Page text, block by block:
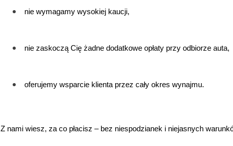
nie wymagamy wysokiej kaucji,
nie zaskoczą Cię żadne dodatkowe opłaty przy odbiorze auta,
oferujemy wsparcie klienta przez cały okres wynajmu.
Z nami wiesz, za co płacisz – bez niespodzianek i niejasnych